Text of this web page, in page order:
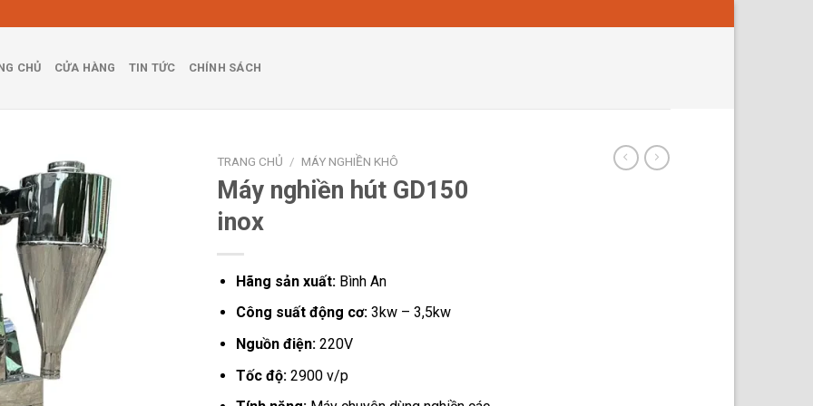
CHỦ CỬA HÀNG TIN TỨC CHÍNH SÁCH
TRANG CHỦ / MÁY NGHIỀN KHÔ
Máy nghiền hút GD150
inox
Hãng sản xuất:Bình An
Công suất động cơ: 3kw – 3,5kw
Nguồn điện: 220V
Tốc độ: 2900 v/p